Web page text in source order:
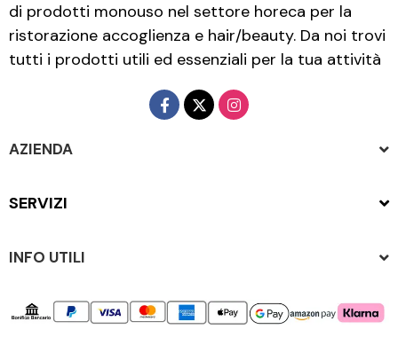
di prodotti monouso nel settore horeca per la
ristorazione accoglienza e hair/beauty. Da noi trovi
tutti i prodotti utili ed essenziali per la tua attività
AZIENDA
SERVIZI
INFO UTILI